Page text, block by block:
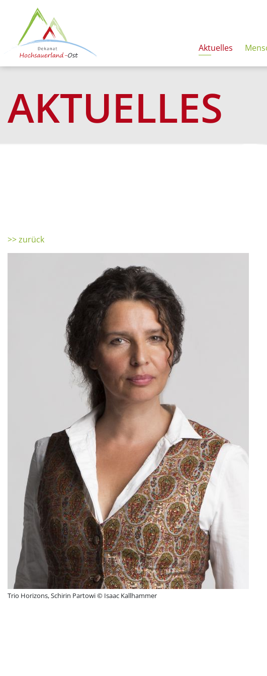
Aktuelles
AKTUELLES
>> zurück
Trio Horizons, Schirin Partowi © Isaac Kallhammer